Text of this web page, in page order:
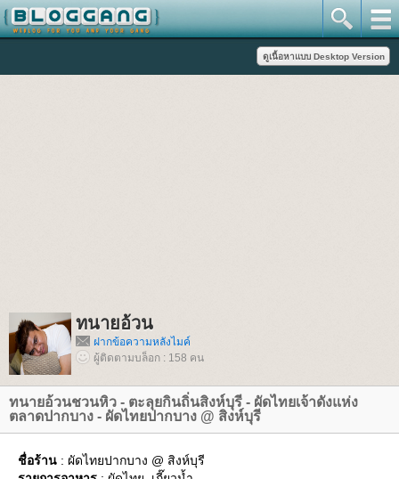
ทนายอ้วน
ฝากข้อความหลังไมค์
ผู้ติดตามบล็อก : 158 คน
ทนายอ้วนชวนหิว - ตะลุยกินถิ่นสิงห์บุรี - ผัดไทยเจ้าดังแห่ง
ตลาดปากบาง - ผัดไทยปากบาง @ สิงห์บุรี
ชื่อร้าน : ผัดไทยปากบาง @ สิงห์บุรี